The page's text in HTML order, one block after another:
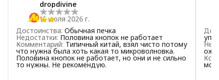
dropdivine
15 июля 2026 г.
Достоинства: Обычная печка
Недостатки: Половина кнопок не работает
Комментарий: Типичный китай, взял чисто потому
что нужна была хоть какая то микроволновка.
Половина кнопок не работает, но они и не сильно
то нужны. Не рекомендую.